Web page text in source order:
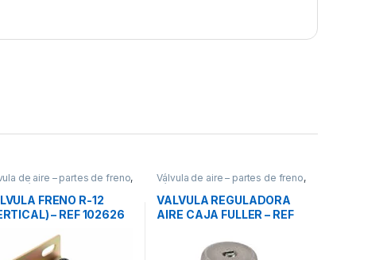
de aire – partes de freno,
Válvulas
FRENO R-12
– REF 102626
Válvula de aire – partes de freno,
Válvulas
VALVULA REGULADORA
AIRE CAJA FULLER – REF